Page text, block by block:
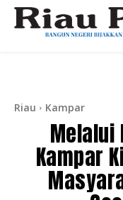
Riau Kampar
Melalui
Kampar